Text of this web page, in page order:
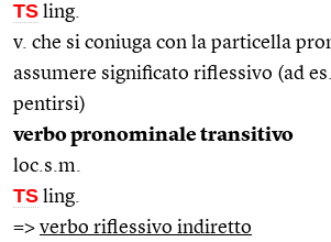
TS ling.
v. che si coniuga con la particella
assumere significato riflessivo (ad
pentirsi)
verbo pronominale transitivo
loc.s.m.
TS ling.
=> verbo riflessivo indiretto